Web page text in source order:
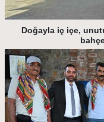
Doğayla iç içe,